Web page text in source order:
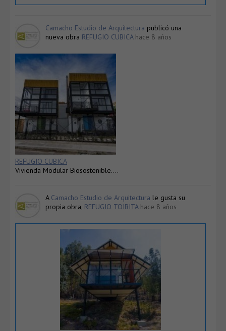
Camacho Estudio de Arquitectura publicó una
nueva obra REFUGIO CUBICA hace 8 años
REFUGIO CUBICA
Vivienda Modular Biosostenible….
A Camacho Estudio de Arquitectura le gusta su
propia obra, REFUGIO TOIBITA hace 8 años